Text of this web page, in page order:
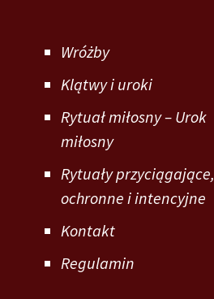
Wróżby
Klątwy i uroki
Rytuał miłosny – Urok
miłosny
Rytuały przyciągające,
ochronne i intencyjne
Kontakt
Regulamin